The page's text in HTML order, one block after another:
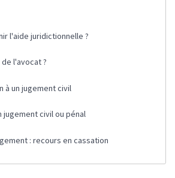
l'aide juridictionnelle ?
l'avocat ?
à un jugement civil
jugement civil ou pénal
: recours en cassation